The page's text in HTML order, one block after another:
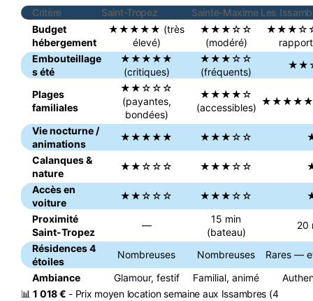
Critère Saint-Tropez Sainte-Maxime Les
Budget
hébergement
★★★★★ (très
élevé)
★★★☆☆
(modéré)
★★★☆☆
Embouteillage
s été
★★★★★
(critiques)
★★★☆☆
(fréquents)
Plages
familiales
★★☆☆☆
(payantes,
bondées)
★★★★☆
(accessibles)
★★★★★
Vie nocturne /
animations
★★★★★ ★★★☆☆
Calanques &
nature
★★☆☆☆ ★★★☆☆
Accès en
voiture
★★☆☆☆ ★★★☆☆
Proximité
Saint-Tropez
—
15 min
(bateau)
20
Résidences 4
étoiles
Nombreuses Nombreuses
Rares —
Ambiance
Glamour, festif Familial, animé
📊1 018 € - Prix moyen location semaine aux Issambres (4